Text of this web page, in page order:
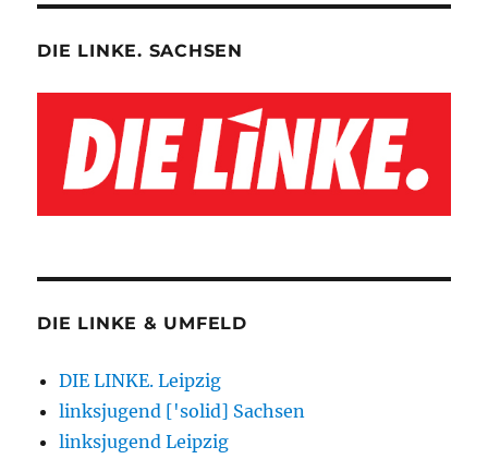
DIE LINKE. SACHSEN
DIE LINKE & UMFELD
DIE LINKE. Leipzig
linksjugend ['solid] Sachsen
linksjugend Leipzig